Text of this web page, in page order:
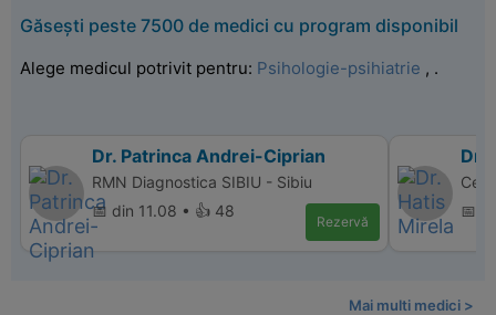
Găsești peste 7500 de medici cu program disponibil
Alege medicul potrivit pentru: Psihologie-psihiatrie , .
Dr. Patrinca Andrei-Ciprian
RMN Diagnostica SIBIU - Sibiu
📅 din 11.08 • 👍 48
Rezervă
Dr.
📅
Mai multi medici >